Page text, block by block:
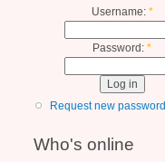
Username: *
Password: *
Request new password
Who's online